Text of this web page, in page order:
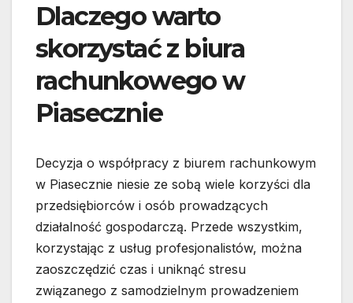
Dlaczego warto
skorzystać z biura
rachunkowego w
Piasecznie
Decyzja o współpracy z biurem rachunkowym
w Piasecznie niesie ze sobą wiele korzyści dla
przedsiębiorców i osób prowadzących
działalność gospodarczą. Przede wszystkim,
korzystając z usług profesjonalistów, można
zaoszczędzić czas i uniknąć stresu
związanego z samodzielnym prowadzeniem